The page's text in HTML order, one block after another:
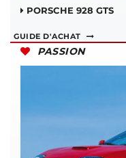
PORSCHE 928 GTS
GUIDE D'ACHAT
PASSION